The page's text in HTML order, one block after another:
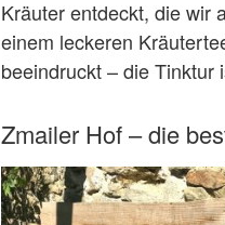
Kräuter entdeckt, die wir
einem leckeren
beeindruckt – die Tinktur
Zmailer Hof – die